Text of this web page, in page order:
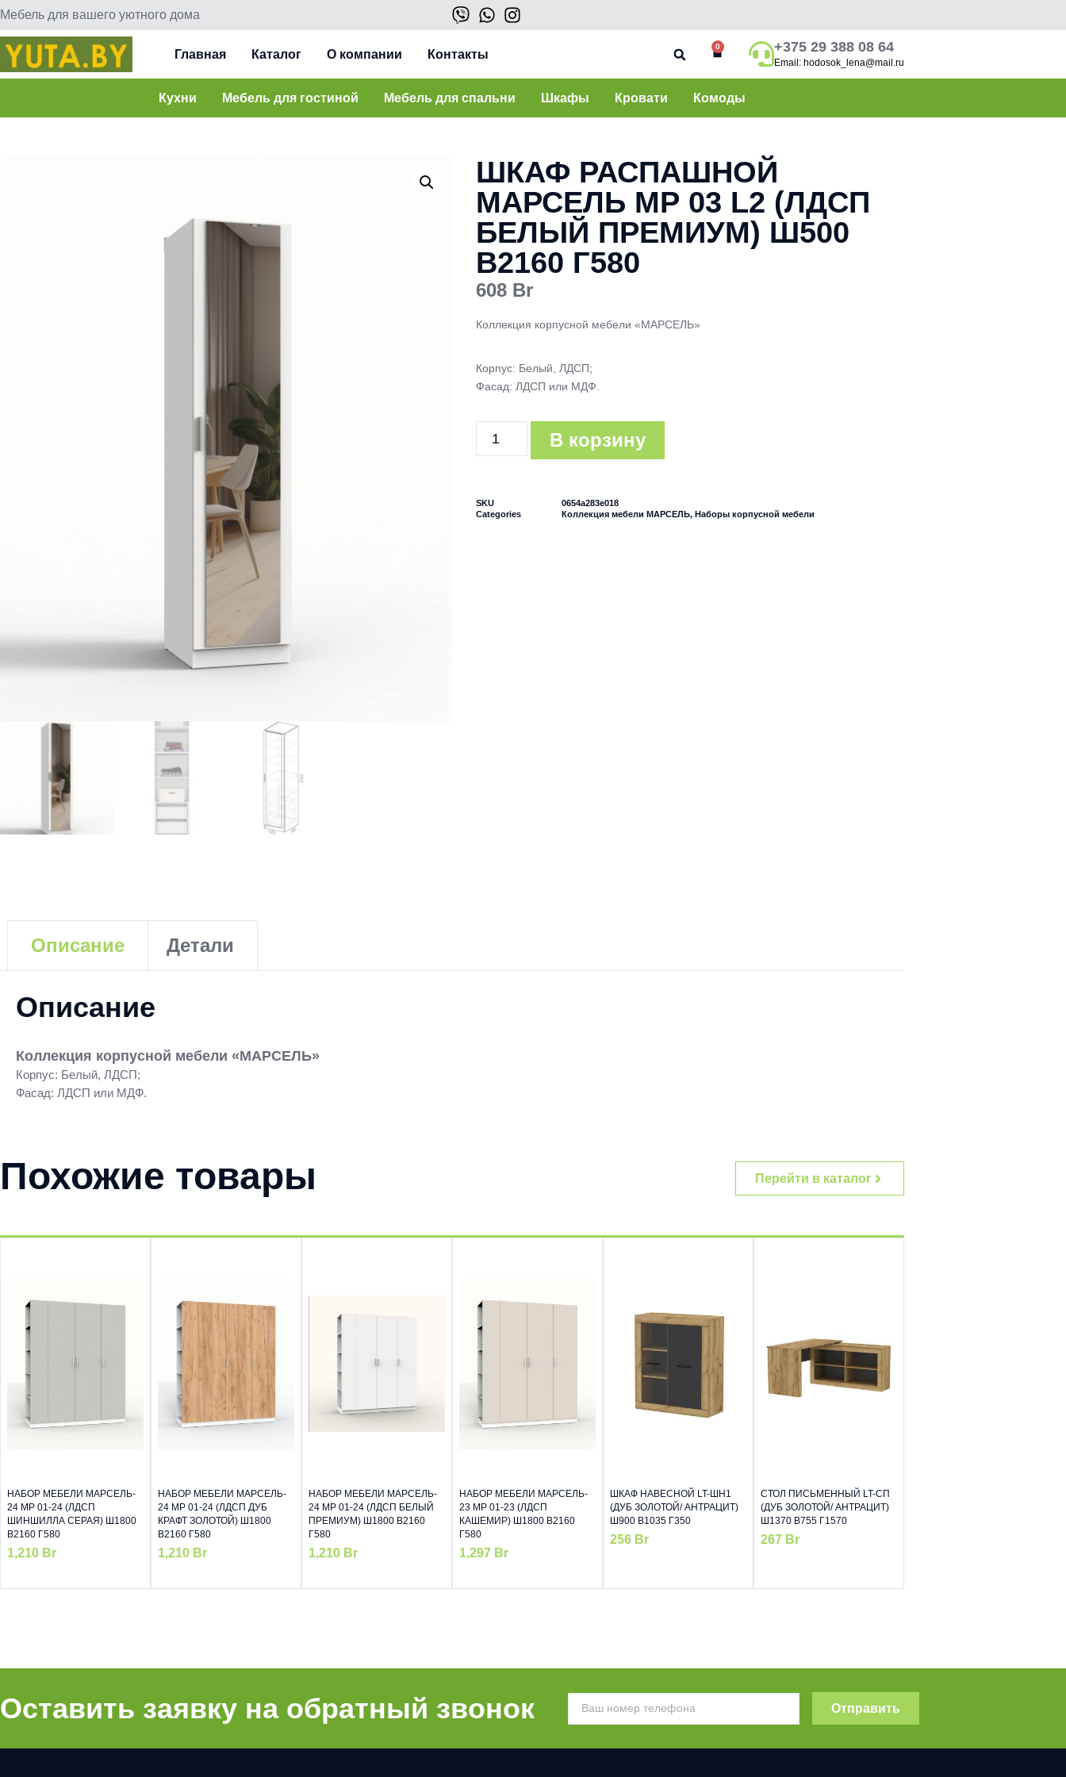
Мебель для вашего уютного дома
Главная Каталог О компании Контакты
0 +375 29 388 08 64
Email: hodosok_lena@mail.ru
Кухни Мебель для гостиной Мебель для спальни Шкафы Кровати Комоды
ШКАФ РАСПАШНОЙ
МАРСЕЛЬ МР 03 L2 (ЛДСП
БЕЛЫЙ ПРЕМИУМ) Ш500
В2160 Г580
608 Br
Коллекция корпусной мебели «МАРСЕЛЬ»
Корпус: Белый, ЛДСП;
Фасад: ЛДСП или МДФ.
В корзину
SKU
0654a283e018
Categories
Коллекция мебели МАРСЕЛЬ, Наборы корпусной мебели
Описание Детали
Описание
Коллекция корпусной мебели «МАРСЕЛЬ»
Корпус: Белый, ЛДСП;
Фасад: ЛДСП или МДФ.
Похожие товары Перейти в каталог
НАБОР МЕБЕЛИ МАРСЕЛЬ-
24 МР 01-24 (ЛДСП
ШИНШИЛЛА СЕРАЯ) Ш1800
В2160 Г580
1,210 Br
НАБОР МЕБЕЛИ МАРСЕЛЬ-
24 МР 01-24 (ЛДСП ДУБ
КРАФТ ЗОЛОТОЙ) Ш1800
В2160 Г580
1,210 Br
НАБОР МЕБЕЛИ МАРСЕЛЬ-
24 МР 01-24 (ЛДСП БЕЛЫЙ
ПРЕМИУМ) Ш1800 В2160
Г580
1,210 Br
НАБОР МЕБЕЛИ МАРСЕЛЬ-
23 МР 01-23 (ЛДСП
КАШЕМИР) Ш1800 В2160
Г580
1,297 Br
ШКАФ НАВЕСНОЙ LT-ШН1
(ДУБ ЗОЛОТОЙ/ АНТРАЦИТ)
Ш900 В1035 Г350
256 Br
СТОЛ ПИСЬМЕННЫЙ LT-СП
(ДУБ ЗОЛОТОЙ/ АНТРАЦИТ)
Ш1370 В755 Г1570
267 Br
Оставить заявку на обратный звонок Отправить